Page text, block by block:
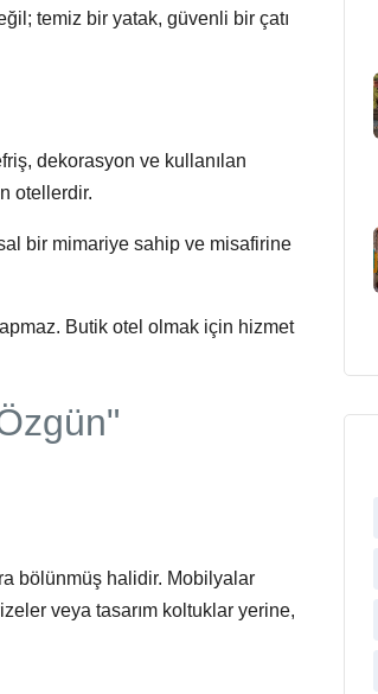
temiz bir yatak, güvenli bir çatı
dekorasyon ve kullanılan
otellerdir.
bir mimariye sahip ve misafirine
Butik otel olmak için hizmet
bölünmüş halidir. Mobilyalar
veya tasarım koltuklar yerine,